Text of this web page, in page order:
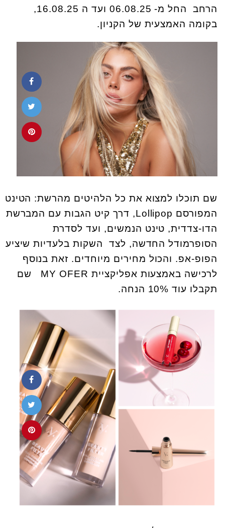
הרחב החל מ- 06.08.25 ועד ה 16.08.25,
בקומה האמצעית של הקניון.
שם תוכלו למצוא את כל הלהיטים מהרשת: הטינט
המפורסם Lollipop, דרך קיט הגבות עם המברשת
הדו-צדדית, טינט הנמשים, ועד לסדרת
הסופרמודל החדשה, לצד השקות בלעדיות שיציע
הפופ-אפ. והכול מחירים מיוחדים. זאת בנוסף
לרכישה באמצעות אפליקציית MY OFER שם
תקבלו עוד 10% הנחה.